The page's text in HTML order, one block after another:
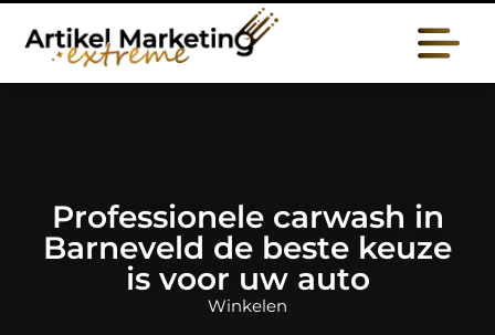
Professionele carwash in
Barneveld de beste keuze
is voor uw auto
Winkelen